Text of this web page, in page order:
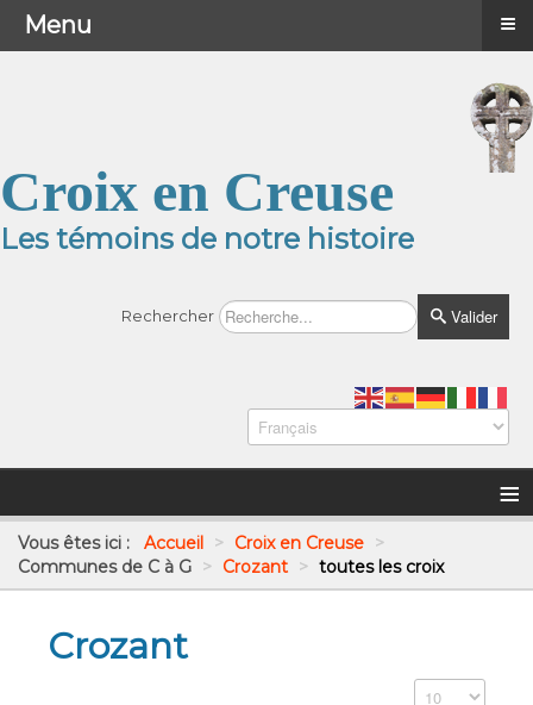
Croix en Creuse
Les témoins de notre histoire
Rechercher Valider
≡
Vous êtes ici : Accueil > Croix en Creuse >
Communes de C à G > Crozant > toutes les croix
Crozant
Affichage #
Menu ≡
Menu ≡